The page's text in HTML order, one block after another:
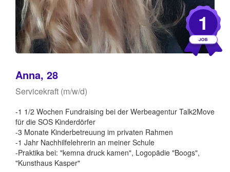
1
Anna, 28
Servicekraft (m/w/d)
-1 1/2 Wochen Fundraising bei der Werbeagentur Talk2Move
für die SOS Kinderdörfer
-3 Monate Kinderbetreuung im privaten Rahmen
-1 Jahr Nachhilfelehrerin an meiner Schule
-Praktika bei: "kemna druck kamen", Logopädie "Boogs",
"Kunsthaus Kasper"